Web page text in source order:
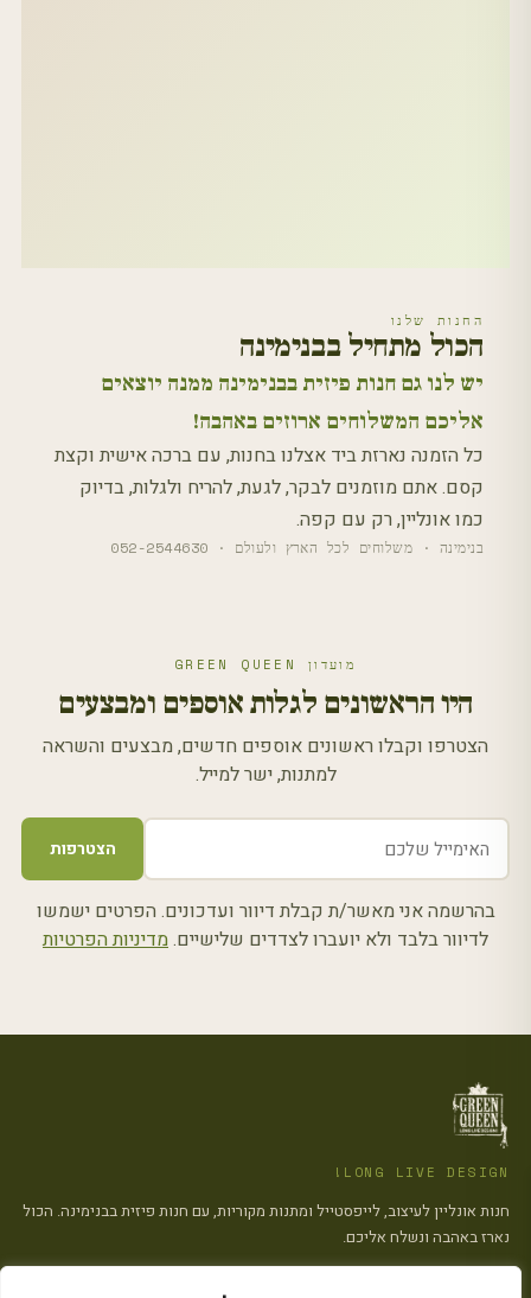
החנות שלנו
הכול מתחיל בבנימינה
יש לנו גם חנות פיזית בבנימינה ממנה יוצאים
אליכם המשלוחים ארוזים באהבה!
כל הזמנה נארזת ביד אצלנו בחנות, עם ברכה אישית וקצת
קסם. אתם מוזמנים לבקר, לגעת, להריח ולגלות, בדיוק
כמו אונליין, רק עם קפה.
בנימינה · משלוחים לכל הארץ ולעולם · 052-2544630
מועדון GREEN QUEEN
היו הראשונים לגלות אוספים ומבצעים
הצטרפו וקבלו ראשונים אוספים חדשים, מבצעים והשראה
למתנות, ישר למייל.
כתובת
אימייל
הצטרפות
בהרשמה אני מאשר/ת קבלת דיוור ועדכונים. הפרטים ישמשו
לדיוור בלבד ולא יועברו לצדדים שלישיים.מדיניות הפרטיות
LONG LIVE DESIGN!
חנות אונליין לעיצוב, לייפסטייל ומתנות מקוריות, עם חנות פיזית בבנימינה. הכול
נארז באהבה ונשלח אליכם.